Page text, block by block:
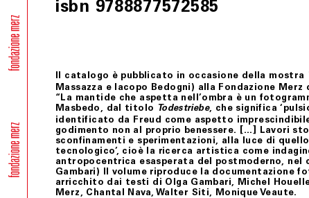
isbn 9788877572585
Il catalogo è pubblicato in occasione della mostra
Massazza e Iacopo Bedogni) alla Fondazione Merz
“La mantide che aspetta nell’ombra è un
Masbedo, dal titolo
Todestriebe, che significa
identificato da Freud come aspetto
godimento non al proprio benessere. […] Lavori
sconfinamenti e sperimentazioni, alla luce di
tecnologico’, cioè la ricerca artistica come
antropocentrica esasperata del postmoderno, nel
Gambari) Il volume riproduce la documentazione
arricchito dai testi di Olga Gambari, Michel
Merz, Chantal Nava, Walter Siti, Monique Veaute.